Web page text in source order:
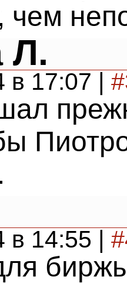
чем
Л.
в 17:07 |
в 14:55 |